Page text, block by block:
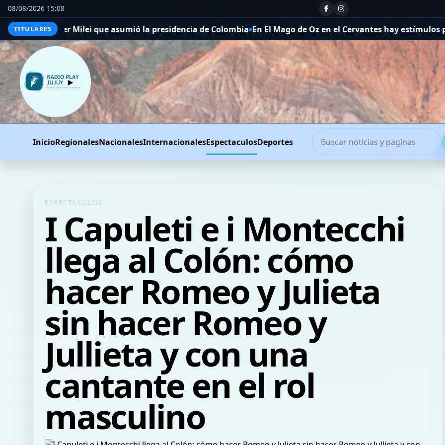
08/08/2026 15:08
TITULARES
la presidencia de Colombia En El Mago de Oz en el Cervantes hay estímulos para los chicos y Dorothy
InicioRegionalesNacionalesInternacionalesEspectaculosDeportes
ESPECTACULOS
I Capuleti e i Montecchi
llega al Colón: cómo
hacer Romeo y Julieta
sin hacer Romeo y
Jullieta y con una
cantante en el rol
masculino